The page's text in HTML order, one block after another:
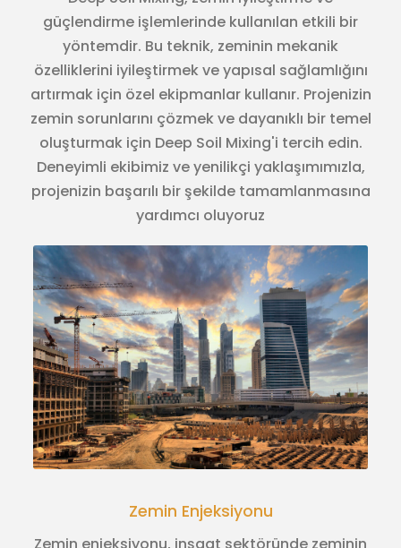
güçlendirme işlemlerinde kullanılan etkili bir
yöntemdir. Bu teknik, zeminin mekanik
özelliklerini iyileştirmek ve yapısal sağlamlığını
artırmak için özel ekipmanlar kullanır. Projenizin
zemin sorunlarını çözmek ve dayanıklı bir temel
oluşturmak için Deep Soil Mixing'i tercih edin.
Deneyimli ekibimiz ve yenilikçi yaklaşımımızla,
projenizin başarılı bir şekilde tamamlanmasına
yardımcı oluyoruz
Zemin Enjeksiyonu
Zemin enjeksiyonu, inşaat sektöründe zeminin